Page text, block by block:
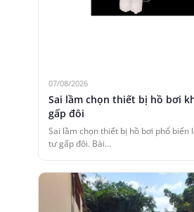
07/08/2026
Sai lầm chọn thiết bị hồ bơi
gấp đôi
Sai lầm chọn thiết bị hồ bơi phổ biến
tư gấp đôi. Bài…